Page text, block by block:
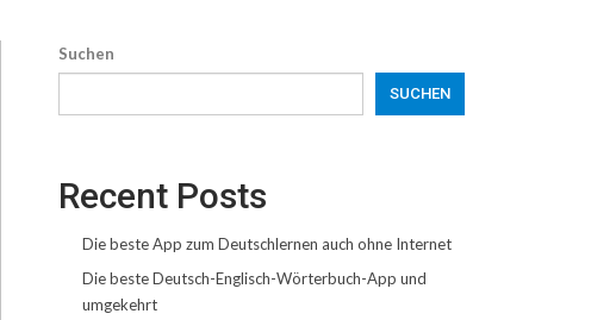
Suchen
SUCHEN
Recent Posts
Die beste App zum Deutschlernen auch ohne Internet
Die beste Deutsch-Englisch-Wörterbuch-App und
umgekehrt